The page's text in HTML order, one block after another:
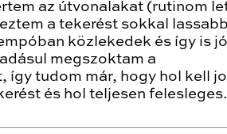
az útvonalakat (rutinom
a tekerést sokkal
közlekedek és így is
megszoktam a
így tudom már, hogy hol kell
és hol teljesen felesleges.